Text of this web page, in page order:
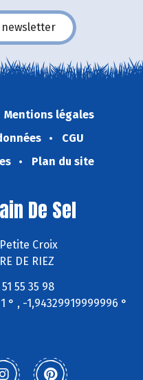
Mentions légales
CGU
Plan du site
De Sel
Croix
DE RIEZ
55 35 98
° , -1,94329919999996 °